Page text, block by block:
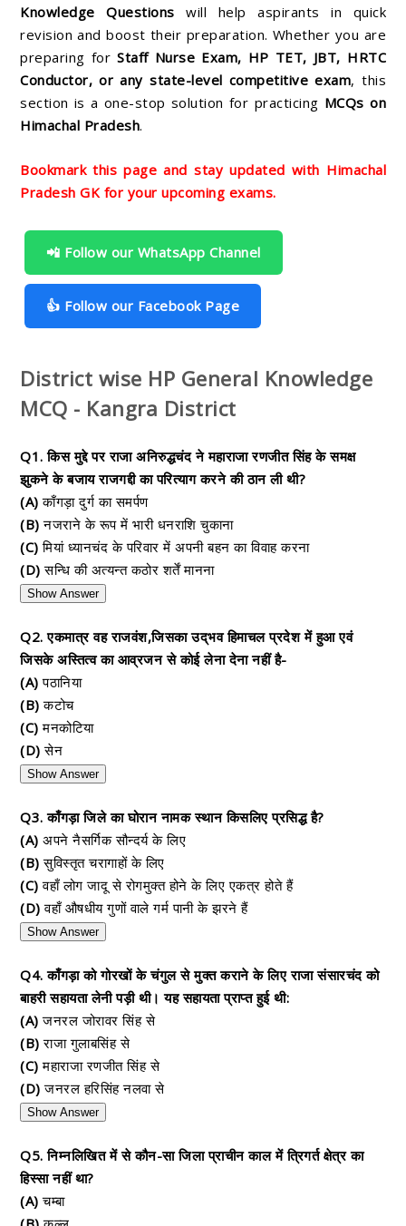
Knowledge Questions will help aspirants in quick
revision and boost their preparation. Whether you are
preparing forStaff Nurse Exam, HP TET, JBT, HRTC
Conductor, or any state-level competitive exam, this
section is a one-stop solution for practicing MCQs on
Himachal Pradesh.
Bookmark this page and stay updated with Himachal
Pradesh GK for your upcoming exams.
📲 Follow our WhatsApp Channel
👍 Follow our Facebook Page
District wise HP General Knowledge
MCQ - Kangra District
Q1. किस मुद्दे पर राजा अनिरुद्धचंद ने महाराजा रणजीत सिंह के समक्ष
झुकने के बजाय राजगद्दी का परित्याग करने की ठान ली थी?
(A) काँगड़ा दुर्ग का समर्पण
(B) नजराने के रूप में भारी धनराशि चुकाना
(C) मियां ध्यानचंद के परिवार में अपनी बहन का विवाह करना
(D) सन्धि की अत्यन्त कठोर शर्तें मानना
Show Answer
Q2. एकमात्र वह राजवंश,जिसका उद्‌भव हिमाचल प्रदेश में हुआ एवं
जिसके अस्तित्व का आव्रजन से कोई लेना देना नहीं है-
(A) पठानिया
(B) कटोच
(C) मनकोटिया
(D) सेन
Show Answer
Q3. काँगड़ा जिले का घोरान नामक स्थान किसलिए प्रसिद्ध है?
(A) अपने नैसर्गिक सौन्दर्य के लिए
(B) सुविस्तृत चरागाहों के लिए
(C) वहाँ लोग जादू से रोगमुक्त होने के लिए एकत्र होते हैं
(D) वहाँ औषधीय गुणों वाले गर्म पानी के झरने हैं
Show Answer
Q4. काँगड़ा को गोरखों के चंगुल से मुक्त कराने के लिए राजा संसारचंद को
बाहरी सहायता लेनी पड़ी थी। यह सहायता प्राप्त हुई थी:
(A) जनरल जोरावर सिंह से
(B) राजा गुलाबसिंह से
(C) महाराजा रणजीत सिंह से
(D) जनरल हरिसिंह नलवा से
Show Answer
Q5. निम्नलिखित में से कौन-सा जिला प्राचीन काल में त्रिगर्त क्षेत्र का
हिस्सा नहीं था?
(A) चम्बा